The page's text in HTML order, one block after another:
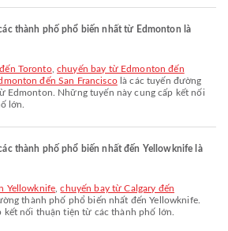
thành phố phổ biến nhất từ Edmonton là
Toronto,chuyến bay từ Edmonton đến
đến San Franciscolà các tuyến đường
Edmonton. Những tuyến này cung cấp kết nối
lớn.
thành phố phổ biến nhất đến Yellowknife là
Yellowknife ,chuyến bay từ Calgary đến
thành phố phổ biến nhất đến Yellowknife.
kết nối thuận tiện từ các thành phố lớn.